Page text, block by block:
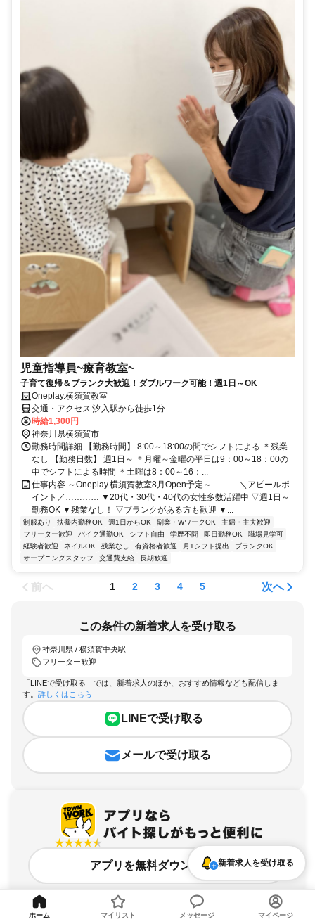
児童指導員~療育教室~
子育て復帰＆ブランク大歓迎！ダブルワーク可能！週1日～OK
Oneplay.横須賀教室
交通・アクセス 汐入駅から徒歩1分
時給1,300円
神奈川県横須賀市
勤務時間詳細 【勤務時間】 8:00～18:00の間でシフトによる ＊残業
なし 【勤務日数】 週1日～ ＊月曜～金曜の平日は9：00～18：00の
中でシフトによる時間 ＊土曜は8：00～16：...
仕事内容 ～Oneplay.横須賀教室8月Open予定～ ………＼アピールポ
イント／………… ▼20代・30代・40代の女性多数活躍中 ▽週1日～
勤務OK ▼残業なし！ ▽ブランクがある方も歓迎 ▼...
制服あり 扶養内勤務OK 週1日からOK 副業・WワークOK
主婦・主夫歓迎
フリーター歓迎
バイク通勤OK シフト自由 学歴不問 即日勤務OK
職場見学可
経験者歓迎
ネイルOK 残業なし 有資格者歓迎 月1シフト提出
ブランクOK
オープニングスタッフ
交通費支給 長期歓迎
前へ 1 2 3 4 5 次へ
この条件の新着求人を受け取る
神奈川県 / 横須賀中央駅
フリーター歓迎
「LINEで受け取る」では、新着求人のほか、おすすめ情報なども配信しま
す。 詳しくはこちら
LINEで受け取る
メールで受け取る
アプリを無料ダウンロード新着求人を受け取る
ホーム マイリスト メッセージ マイページ